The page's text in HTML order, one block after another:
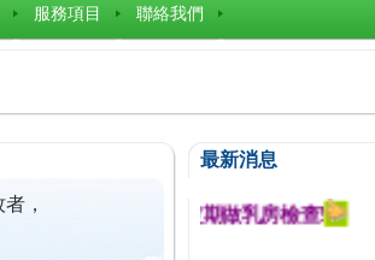
服務項目 聯絡我們
，
最新消息
乳癌患者,提醒您定期做乳房檢查!